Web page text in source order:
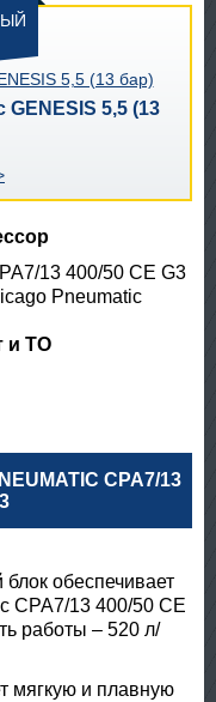
5,5 (13
13 400/50 CE G3
Pneumatic
и ТО
CPA7/13
обеспечивает
CPA7/13 400/50 CE
работы – 520 л/
мягкую и плавную